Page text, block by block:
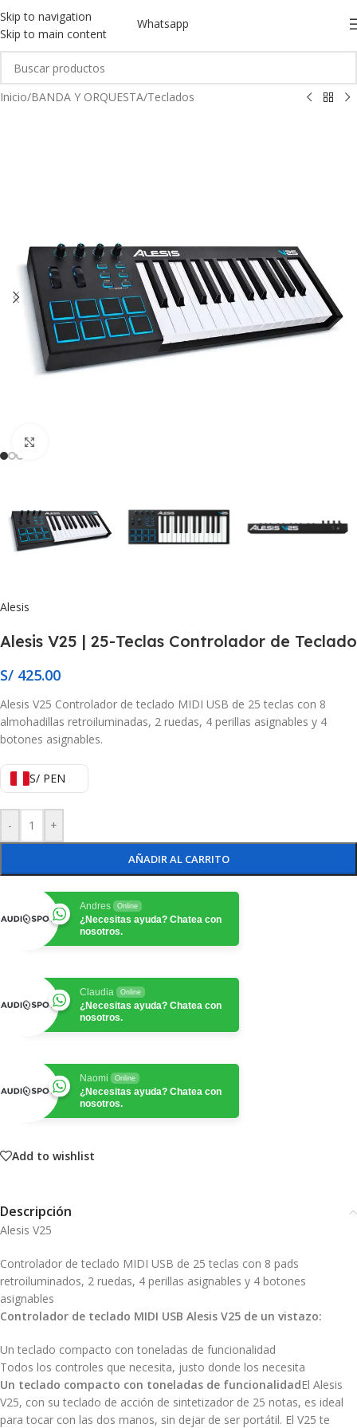
Skip to navigation
Skip to main content
Whatsapp
Inicio/BANDA Y ORQUESTA/Teclados
Alesis
Alesis V25 | 25-Teclas Controlador de Teclado
S/ 425.00
Alesis V25 Controlador de teclado MIDI USB de 25 teclas con 8
almohadillas retroiluminadas, 2 ruedas, 4 perillas asignables y 4
botones asignables.
S/ PEN
- +
AÑADIR AL CARRITO
Andres Online
¿Necesitas ayuda? Chatea con
nosotros.
Claudia Online
¿Necesitas ayuda? Chatea con
nosotros.
Naomi Online
¿Necesitas ayuda? Chatea con
nosotros.
Add to wishlist
Descripción
Alesis V25
Controlador de teclado MIDI USB de 25 teclas con 8 pads
retroiluminados, 2 ruedas, 4 perillas asignables y 4 botones
asignables
Controlador de teclado MIDI USB Alesis V25 de un vistazo:
Un teclado compacto con toneladas de funcionalidad
Todos los controles que necesita, justo donde los necesita
Un teclado compacto con toneladas de funcionalidadEl Alesis
V25, con su teclado de acción de sintetizador de 25 notas, es ideal
para tocar con las dos manos, sin dejar de ser portátil. El V25 te